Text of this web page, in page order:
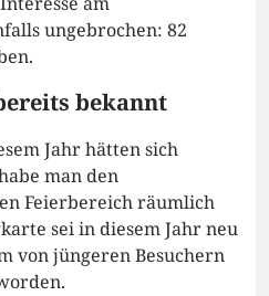
ungebrochen: 82
bekannt
Jahr hätten sich
man den
Feierbereich räumlich
sei in diesem Jahr neu
von jüngeren Besuchern